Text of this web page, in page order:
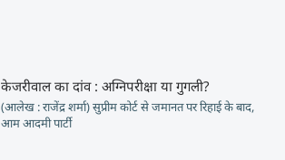
केजरीवाल का दांव : अग्निपरीक्षा या गुगली?
(आलेख : राजेंद्र शर्मा) सुप्रीम कोर्ट से जमानत पर रिहाई के बाद,
आम आदमी पार्टी